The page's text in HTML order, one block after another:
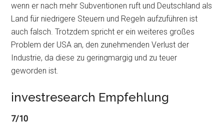
wenn er nach mehr Subventionen ruft und Deutschland als
Land für niedrigere Steuern und Regeln aufzuführen ist
auch falsch. Trotzdem spricht er ein weiteres großes
Problem der USA an, den zunehmenden Verlust der
Industrie, da diese zu geringmargig und zu teuer
geworden ist.
investresearch Empfehlung
7/10